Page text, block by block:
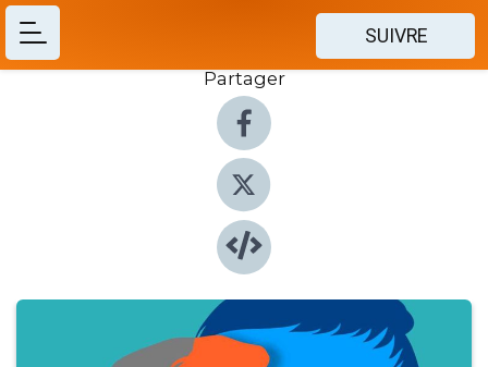
SUIVRE
Partager